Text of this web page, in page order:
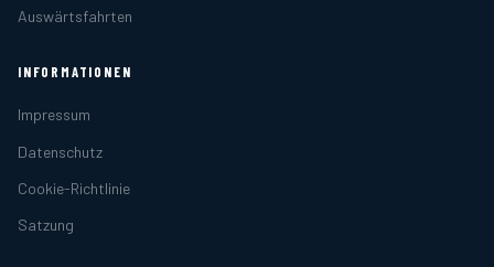
Auswärtsfahrten
INFORMATIONEN
Impressum
Datenschutz
Cookie-Richtlinie
Satzung